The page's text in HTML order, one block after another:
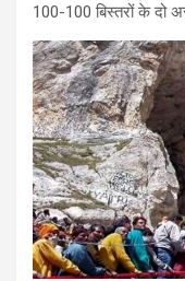
100-100 बिस्तरों के दो